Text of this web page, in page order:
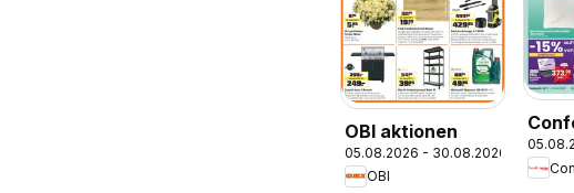
OBI aktionen
05.08.2026 - 30.08.2026
OBI